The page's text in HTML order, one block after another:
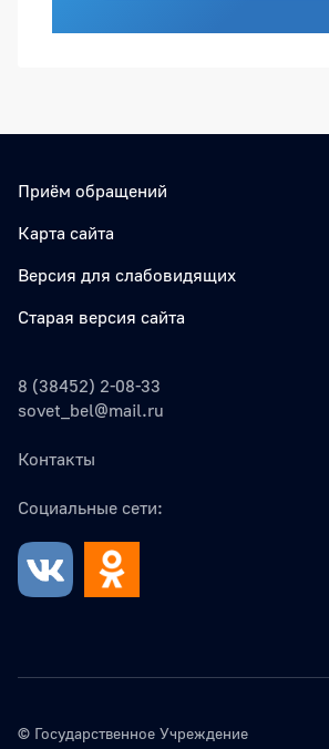
Приём обращений
Карта сайта
Версия для слабовидящих
Старая версия сайта
8 (38452) 2-08-33
sovet_bel@mail.ru
Контакты
Социальные сети:
© Государственное Учреждение